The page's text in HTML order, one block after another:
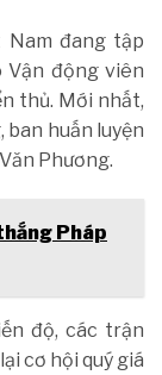
Nam đang tập
động viên
thủ. Mới nhất,
ban huấn luyện
Phương.
Pháp
độ, các trận
cơ hội quý giá